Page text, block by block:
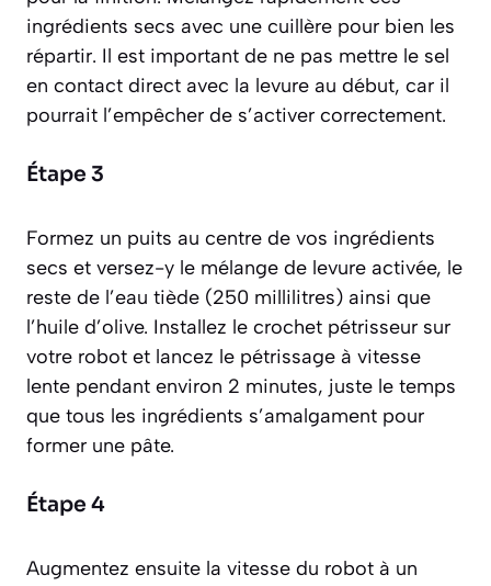
ingrédients secs avec une cuillère pour bien les
répartir. Il est important de ne pas mettre le sel
en contact direct avec la levure au début, car il
pourrait l’empêcher de s’activer correctement.
Étape 3
Formez un puits au centre de vos ingrédients
secs et versez-y le mélange de levure activée, le
reste de l’eau tiède (250 millilitres) ainsi que
l’huile d’olive. Installez le crochet pétrisseur sur
votre robot et lancez le pétrissage à vitesse
lente pendant environ 2 minutes, juste le temps
que tous les ingrédients s’amalgament pour
former une pâte.
Étape 4
Augmentez ensuite la vitesse du robot à un